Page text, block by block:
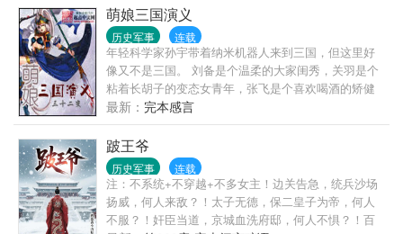
这是何等的理想！若是全部达成，自己就是千古一
帝！当朱闵这天走出家门，却惊呆了，文武百官全部
来到了自家门口，大侄子穿着龙袍，莫非要造反了？
但是一看朱元璋手上的世界地图，上面皆为明
土！“叔，咱决定了，您别造反了，您来当大明的皇
帝，咱要做那世界霸主！！”简介无力，请移步正
文……
萌娘三国演义
历史军事 连载
年轻科学家孙宇带着纳米机器人来到三国，但这里好
像又不是三国。 刘备是个温柔的大家闺秀，关羽是个
粘着长胡子的变态女青年，张飞是个喜欢喝酒的矫健
美少女，吕布是个威风凛凛的无敌小罗莉…… 孙
宇：“羽妹子，你就不能把脸上的假胡子取掉？女人粘
胡子像什么样子！” 关羽：“三妹如果不喝酒，我就取
掉胡子。” 张飞：“大姐如果生气骂人，我就不喝酒。”
刘备：“不论你们做什么，大姐也不会对你们生气。”
吕布：“吵什么吵？我用武将技把你们全送上天去！”
人已有完本小说《明末1625》，请放心收藏 书友一
最新： 完本感言
跛王爷
历史军事 连载
注：不系统+不穿越+不多女主！边关告急，统兵沙场
扬威，何人来敌？！太子无德，保二皇子为帝，何人
不服？！奸臣当道，京城血洗府邸，何人不惧？！百